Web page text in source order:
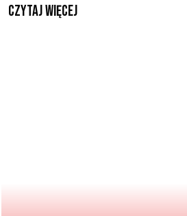
czytaj więcej